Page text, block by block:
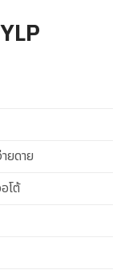
ยดาย
โต้